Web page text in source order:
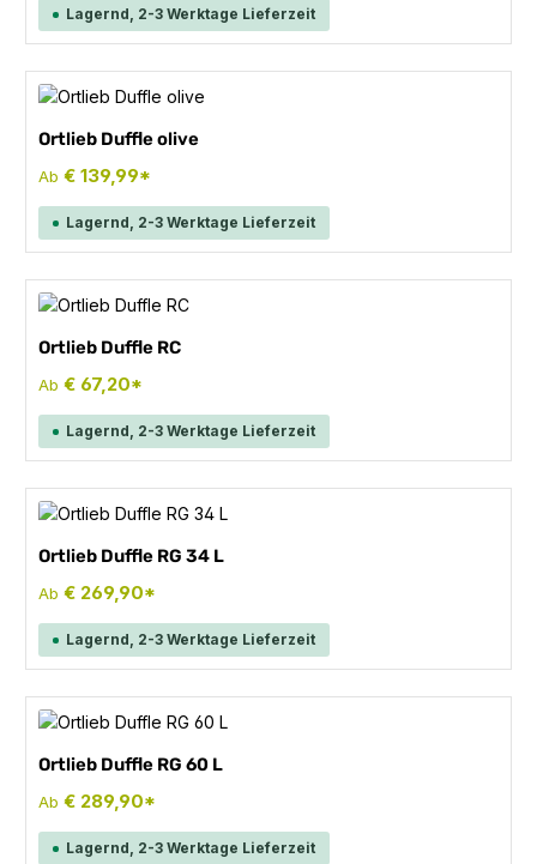
Lagernd, 2-3 Werktage Lieferzeit
Ortlieb Duffle olive
Ab€ 139,99*
Lagernd, 2-3 Werktage Lieferzeit
Ortlieb Duffle RC
Ab€ 67,20*
Lagernd, 2-3 Werktage Lieferzeit
Ortlieb Duffle RG 34 L
Ab€ 269,90*
Lagernd, 2-3 Werktage Lieferzeit
Ortlieb Duffle RG 60 L
Ab€ 289,90*
Lagernd, 2-3 Werktage Lieferzeit